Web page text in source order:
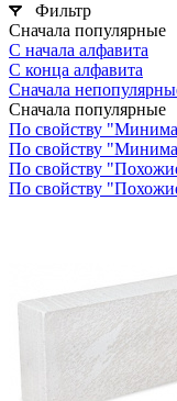
Фильтр
Сначала популярные
С начала алфавита
С конца алфавита
Сначала
Сначала популярные
По свойству
По свойству
По свойству
По свойству